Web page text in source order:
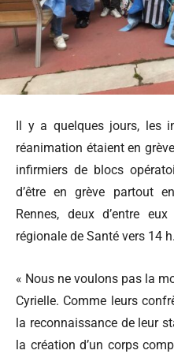
Il y a quelques jours, les
réanimation étaient en
infirmiers de blocs
d’être en grève partout
Rennes, deux d’entre
régionale de Santé vers 14 h.
« Nous ne voulons pas la
Cyrielle. Comme leurs
la reconnaissance de leur
la création d’un corps